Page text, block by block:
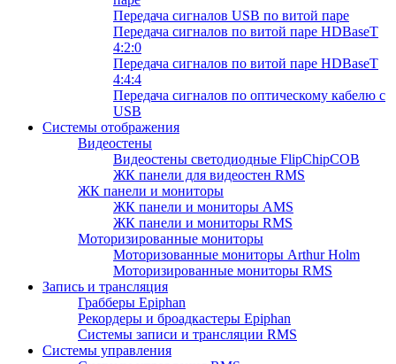
Передача сигналов USB по витой паре
Передача сигналов по витой паре HDBaseT
4:2:0
Передача сигналов по витой паре HDBaseT
4:4:4
Передача сигналов по оптическому кабелю с
USB
Системы отображения
Видеостены
Видеостены светодиодные FlipChipCOB
ЖК панели для видеостен RMS
ЖК панели и мониторы
ЖК панели и мониторы AMS
ЖК панели и мониторы RMS
Моторизированные мониторы
Моторизованные мониторы Arthur Holm
Моторизированные мониторы RMS
Запись и трансляция
Грабберы Epiphan
Рекордеры и броадкастеры Epiphan
Системы записи и трансляции RMS
Системы управления